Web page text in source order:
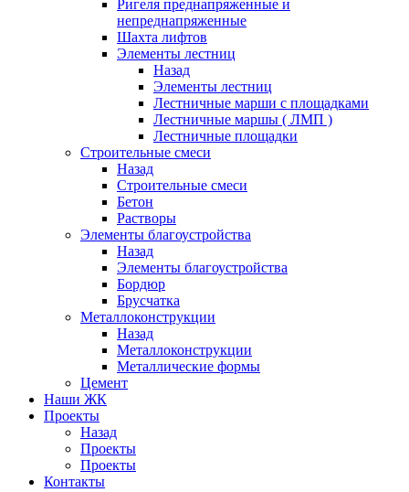
Ригеля преднапряженные и
непреднапряженные
Шахта лифтов
Элементы лестниц
Назад
Элементы лестниц
Лестничные марши с площадками
Лестничные маршы ( ЛМП )
Лестничные площадки
Строительные смеси
Назад
Строительные смеси
Бетон
Растворы
Элементы благоустройства
Назад
Элементы благоустройства
Бордюр
Брусчатка
Металлоконструкции
Назад
Металлоконструкции
Металлические формы
Цемент
Наши ЖК
Проекты
Назад
Проекты
Проекты
Контакты